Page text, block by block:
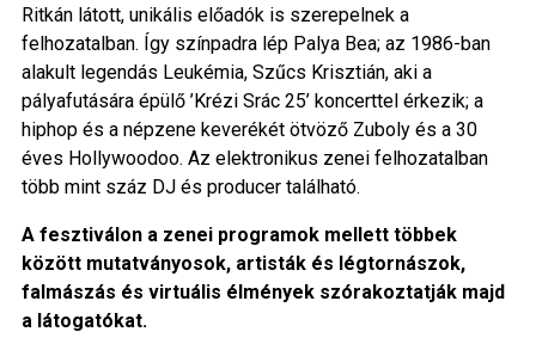
Ritkán látott, unikális előadók is szerepelnek a
felhozatalban. Így színpadra lép Palya Bea; az 1986-ban
alakult legendás Leukémia, Szűcs Krisztián, aki a
pályafutására épülő ’Krézi Srác 25’ koncerttel érkezik; a
hiphop és a népzene keverékét ötvöző Zuboly és a 30
éves Hollywoodoo. Az elektronikus zenei felhozatalban
több mint száz DJ és producer található.
A fesztiválon a zenei programok mellett többek
között mutatványosok, artisták és légtornászok,
falmászás és virtuális élmények szórakoztatják majd
a látogatókat.